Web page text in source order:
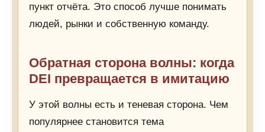
пункт отчёта. Это способ лучше понимать
людей, рынки и собственную команду.
Обратная сторона волны: когда
DEI превращается в имитацию
У этой волны есть и теневая сторона. Чем
популярнее становится тема